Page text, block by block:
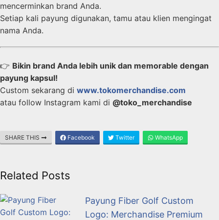
mencerminkan brand Anda.
Setiap kali payung digunakan, tamu atau klien mengingat
nama Anda.
👉 Bikin brand Anda lebih unik dan memorable dengan
payung kapsul!
Custom sekarang di www.tokomerchandise.com
atau follow Instagram kami di @toko_merchandise
SHARE THIS Facebook Twitter WhatsApp
Related Posts
Payung Fiber Golf Custom
Logo: Merchandise Premium